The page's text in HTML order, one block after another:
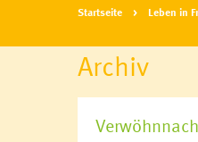
Startseite Leben in
Archiv